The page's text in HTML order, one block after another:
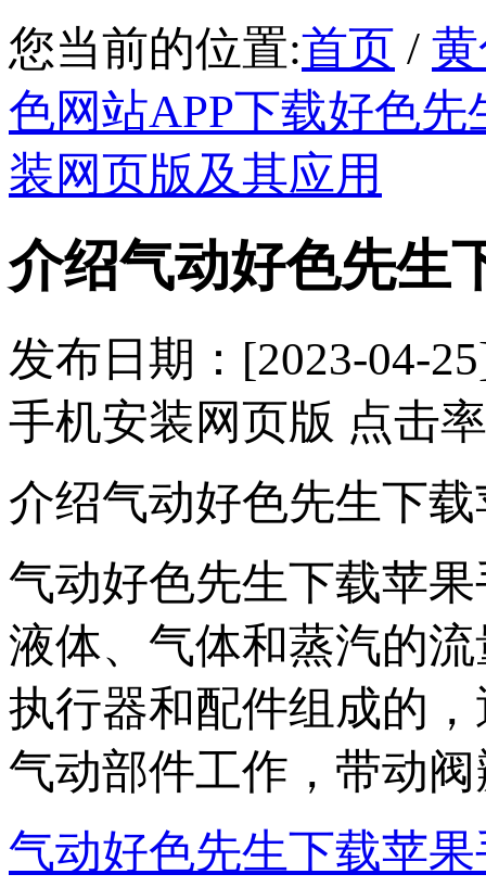
您当前的位置:首页 /
色网站APP下载好色先
装网页版及其应用
介绍气动好色先生
发布日期：[2023-04-
手机安装网页版 点击率
介绍气动好色先生下
气动好色先生下载苹
液体、气体和蒸汽的流
执行器和配件组成的
气动部件工作，带动
气动好色先生下载苹